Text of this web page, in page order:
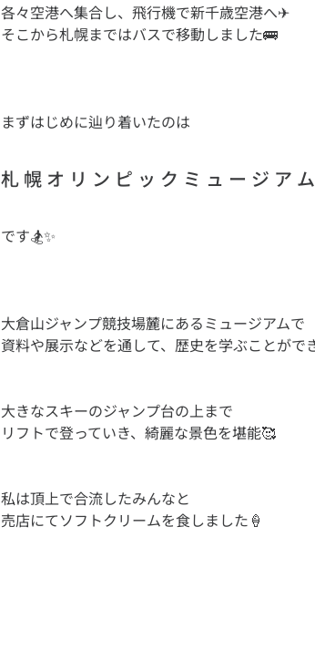
各々空港へ集合し、飛行機で新千歳空港へ✈
まずはじめに辿り着いたのは
札 幌 オ リ ン ピ ッ ク ミ ュ ー ジ ア ム
大倉山ジャンプ競技場麓にあるミュージアムで
大きなスキーのジャンプ台の上まで
私は頂上で合流したみんなと